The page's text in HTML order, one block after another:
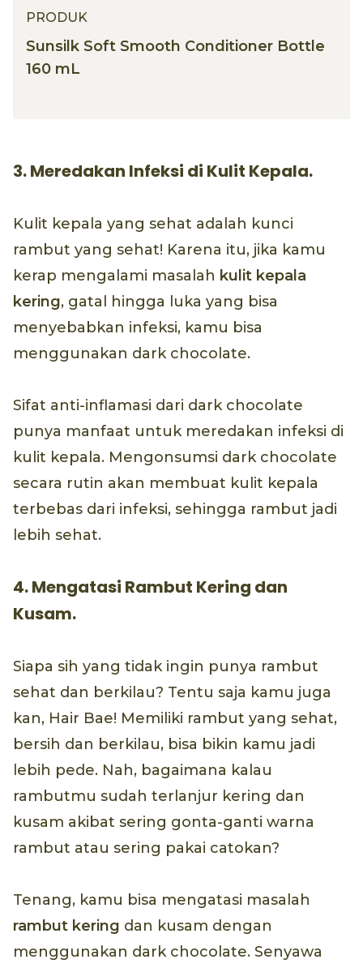
PRODUK
Sunsilk Soft Smooth Conditioner Bottle
160 mL
3. Meredakan Infeksi di Kulit Kepala.
Kulit kepala yang sehat adalah kunci
rambut yang sehat! Karena itu, jika kamu
kerap mengalami masalah kulit kepala
kering, gatal hingga luka yang bisa
menyebabkan infeksi, kamu bisa
menggunakan dark chocolate.
Sifat anti-inflamasi dari dark chocolate
punya manfaat untuk meredakan infeksi di
kulit kepala. Mengonsumsi dark chocolate
secara rutin akan membuat kulit kepala
terbebas dari infeksi, sehingga rambut jadi
lebih sehat.
4. Mengatasi Rambut Kering dan
Kusam.
Siapa sih yang tidak ingin punya rambut
sehat dan berkilau? Tentu saja kamu juga
kan, Hair Bae! Memiliki rambut yang sehat,
bersih dan berkilau, bisa bikin kamu jadi
lebih pede. Nah, bagaimana kalau
rambutmu sudah terlanjur kering dan
kusam akibat sering gonta-ganti warna
rambut atau sering pakai catokan?
Tenang, kamu bisa mengatasi masalah
rambut kering dan kusam dengan
menggunakan dark chocolate. Senyawa